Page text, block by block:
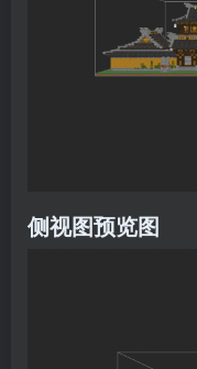
侧视图预览图